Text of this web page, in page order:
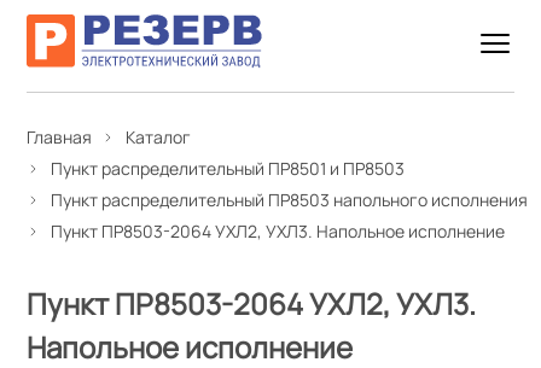
Главная
Каталог
Пункт распределительный ПР8501 и ПР8503
Пункт распределительный ПР8503 напольного исполнения
Пункт ПР8503-2064 УХЛ2, УХЛ3. Напольное исполнение
Пункт ПР8503-2064 УХЛ2, УХЛ3.
Напольное исполнение